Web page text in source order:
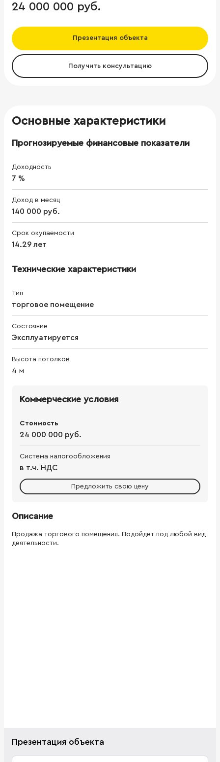
24 000 000 руб.
Презентация объекта
Получить консультацию
Основные характеристики
Прогнозируемые финансовые показатели
Доходность
7 %
Доход в месяц
140 000 руб.
Срок окупаемости
14.29 лет
Технические характеристики
Тип
торговое помещение
Состояние
Эксплуатируется
Высота потолков
4 м
Коммерческие условия
Стоимость
24 000 000 руб.
Система налогообложения
в т.ч. НДС
Предложить свою цену
Описание
Продажа торгового помещения. Подойдет под любой вид
деятельности.
Презентация объекта